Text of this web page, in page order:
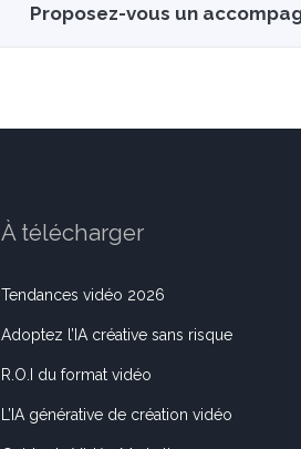
Proposez-vous un
À télécharger
Tendances vidéo 2026
Adoptez l’IA créative sans risque
R.O.I du format vidéo
L’IA générative de création vidéo